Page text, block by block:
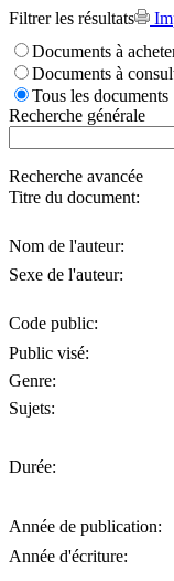
Filtrer les résultats
Documents à
Documents à
Tous les documents
Recherche générale
Recherche avancée
Titre du document:
Nom de l'auteur:
Sexe de l'auteur:
Code public:
Public visé:
Genre:
Sujets:
Durée:
Année de publication:
Année d'écriture: